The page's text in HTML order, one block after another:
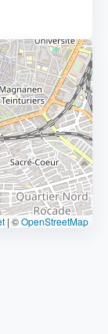
| ©OpenStreetMap